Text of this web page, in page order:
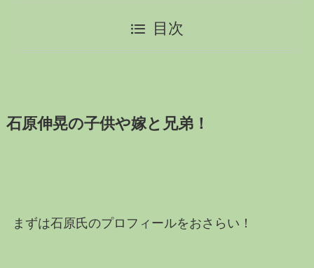
目次
石原伸晃の子供や嫁と兄弟！
まずは石原氏のプロフィールをおさらい！